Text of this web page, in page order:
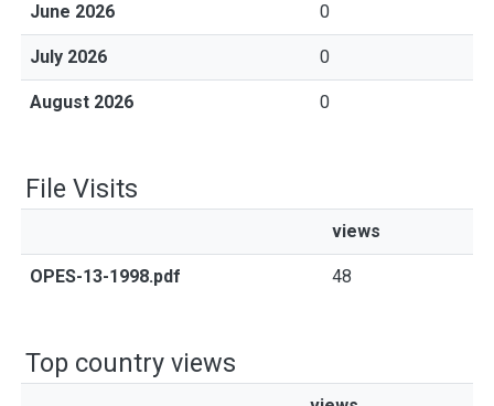
June 2026 0
July 2026 0
August 2026 0
File Visits
views
OPES-13-1998.pdf 48
Top country views